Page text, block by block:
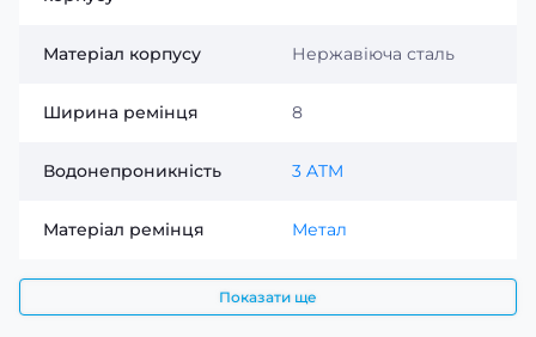
Матеріал корпусу Нержавіюча сталь
Ширина ремінця 8
Водонепроникність 3 ATM
Матеріал ремінця Метал
Показати ще